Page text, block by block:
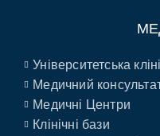
Університетська
Медичний
Медичні Центри
Клінічні бази